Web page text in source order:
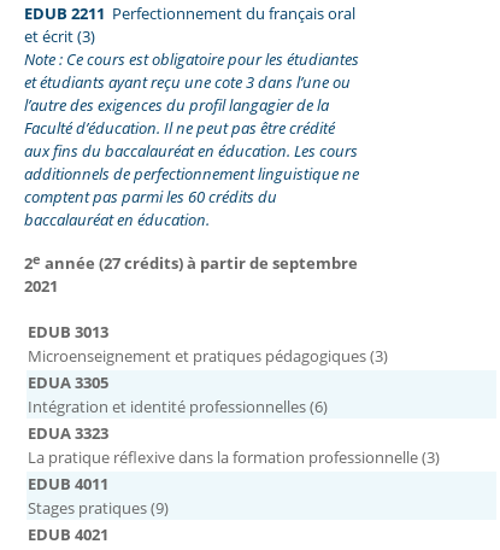
EDUB 2211 Perfectionnement du français oral
et écrit (3)
Note : Ce cours est obligatoire pour les étudiantes
et étudiants ayant reçu une cote 3 dans l’une ou
l’autre des exigences du profil langagier de la
Faculté d’éducation. Il ne peut pas être crédité
aux fins du baccalauréat en éducation. Les cours
additionnels de perfectionnement linguistique ne
comptent pas parmi les 60 crédits du
baccalauréat en éducation.
2e année (27 crédits) à partir de septembre
2021
EDUB 3013
Microenseignement et pratiques pédagogiques (3)
EDUA 3305
Intégration et identité professionnelles (6)
EDUA 3323
La pratique réflexive dans la formation professionnelle (3)
EDUB 4011
Stages pratiques (9)
EDUB 4021